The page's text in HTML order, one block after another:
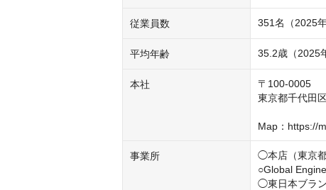
従業員数 351名（2025
平均年齢 35.2歳（2025
本社
〒100-0005
東京都千代田
Map：https://
事業所
◯本店（東京都
○Global
◯東日本ブラ